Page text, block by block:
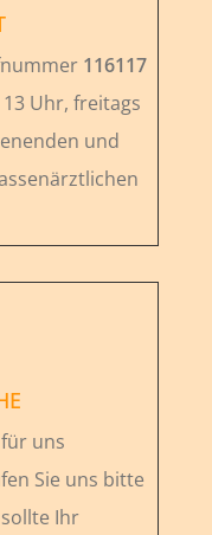
116117
Uhr, freitags
und
uns
Sie uns bitte
Ihr